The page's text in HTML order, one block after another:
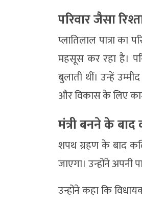
परिवार जैसा
प्लातिलाल पात्रा
महसूस कर रहा है।
बुलाती थीं। उन्हें
और विकास के लिए
मंत्री बनने के बाद
शपथ ग्रहण के बाद
जाएगा। उन्होंने
उन्होंने कहा कि